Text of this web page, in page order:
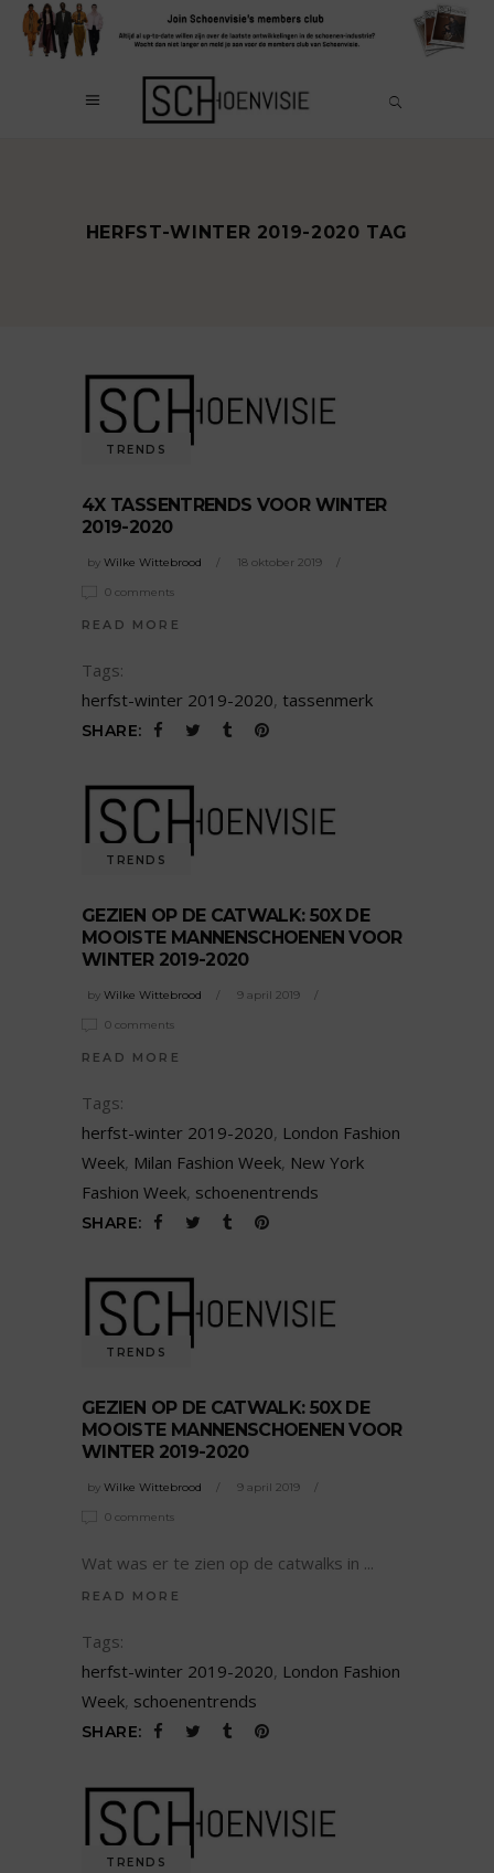
HERFST-WINTER 2019-2020 TAG
TRENDS
4X TASSENTRENDS VOOR WINTER
2019-2020
by Wilke Wittebrood 18 oktober 2019
0 comments
READ MORE
Tags:
herfst-winter 2019-2020, tassenmerk
SHARE:
TRENDS
GEZIEN OP DE CATWALK: 50X DE
MOOISTE MANNENSCHOENEN VOOR
WINTER 2019-2020
by Wilke Wittebrood 9 april 2019
0 comments
READ MORE
Tags:
herfst-winter 2019-2020, London Fashion
Week, Milan Fashion Week, New York
Fashion Week, schoenentrends
SHARE:
TRENDS
GEZIEN OP DE CATWALK: 50X DE
MOOISTE MANNENSCHOENEN VOOR
WINTER 2019-2020
by Wilke Wittebrood 9 april 2019
0 comments
Wat was er te zien op de catwalks in
READ MORE
Tags:
herfst-winter 2019-2020, London Fashion
Week, schoenentrends
SHARE:
TRENDS